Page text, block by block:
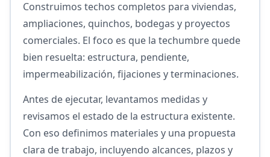
Construimos techos completos para viviendas,
ampliaciones, quinchos, bodegas y proyectos
comerciales. El foco es que la techumbre quede
bien resuelta: estructura, pendiente,
impermeabilización, fijaciones y terminaciones.
Antes de ejecutar, levantamos medidas y
revisamos el estado de la estructura existente.
Con eso definimos materiales y una propuesta
clara de trabajo, incluyendo alcances, plazos y